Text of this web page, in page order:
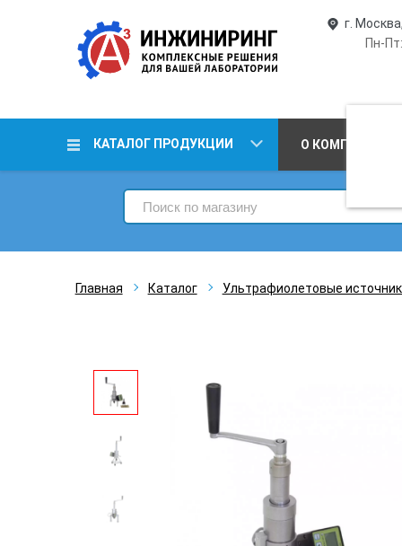
г.
Пн-
КАТАЛОГ ПРОДУКЦИИ О КОМПАНИИ
Главная Каталог Ультрафиолетовые